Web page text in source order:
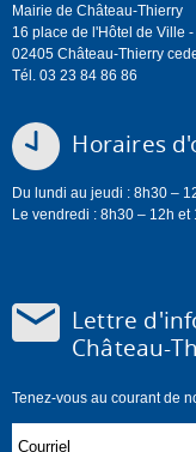
Mairie de Château-Thierry
16 place de l'Hôtel de Ville -
02405 Château-Thierry
Tél. 03 23 84 86 86
Horaires
Du lundi au jeudi : 8h30 –
Le vendredi : 8h30 – 12h et
Lettre
Château-
Tenez-vous au courant de